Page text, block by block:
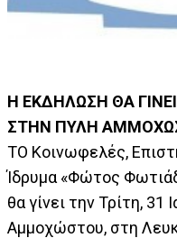
Η ΕΚΔΗΛΩΣΗ ΘΑ
ΣΤΗΝ ΠΥΛΗ
ΤΟ Κοινωφελές,
Ίδρυμα «Φώτος
θα γίνει την Τρίτη, 31
Αμμοχώστου, στη